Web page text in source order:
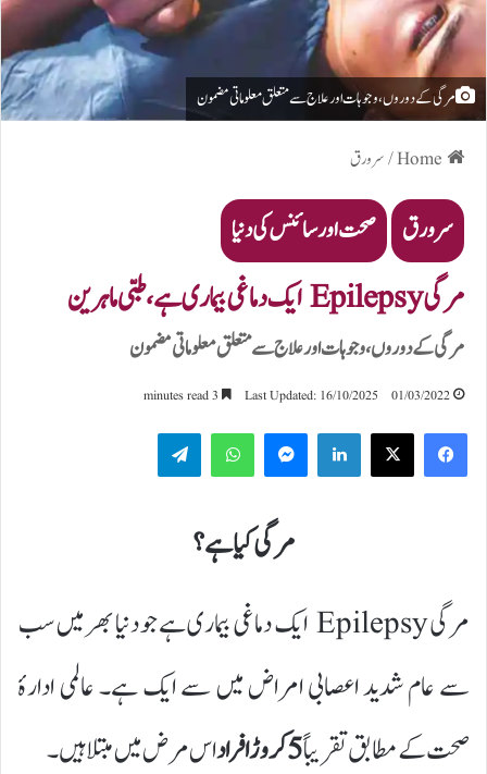
مرگی کے دوروں، وجوہات اور علاج سے متعلق معلوماتی مضمون
/سرورق
سرورق صحت اور سائنس کی دنیا
مرگی Epilepsy ایک دماغی بیماری ہے، طبی ماہرین
مرگی کے دوروں، وجوہات اور علاج سے متعلق معلوماتی مضمون
01/03/2022
Last Updated: 16/10/2025
LinkedIn
WhatsApp
مرگی کیا ہے؟
مرگی Epilepsy ایک دماغی بیماری ہے جو دنیا بھر میں سب
سے عام شدید اعصابی امراض میں سے ایک ہے۔ عالمی ادارۂ
صحت کے مطابق تقریباً5 کروڑ افراد
اس مرض میں مبتلا ہیں۔